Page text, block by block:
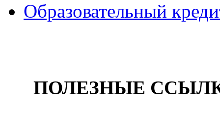
Образовательный
ПОЛЕЗНЫЕ